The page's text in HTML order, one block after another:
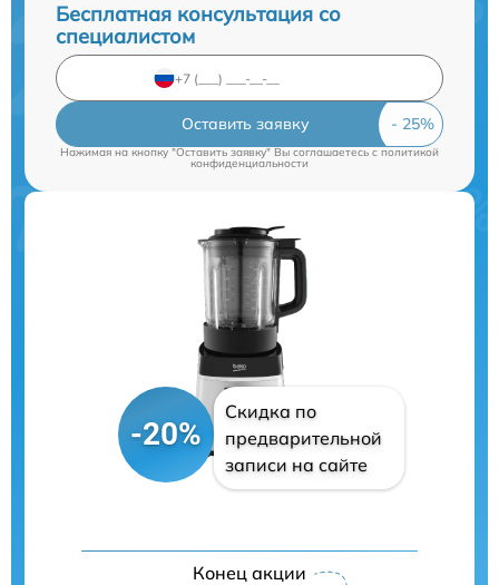
Бесплатная консультация со
специалистом
Оставить заявку
Нажимая на кнопку "Оставить заявку" Вы соглашаетесь cполитикой
конфиденциальности
-20%
Скидка по
предварительной
записи на сайте
Конец акции